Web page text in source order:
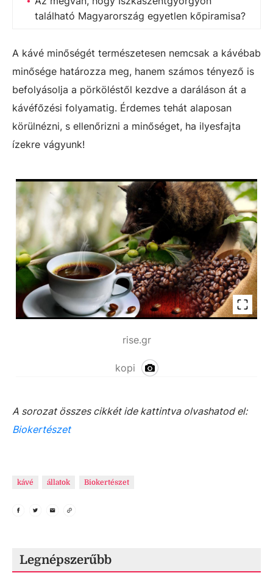
található Magyarország egyetlen kőpiramisa?
A kávé minőségét természetesen nemcsak a kávébab
minősége határozza meg, hanem számos tényező is
befolyásolja a pörköléstől kezdve a daráláson át a
kávéfőzési folyamatig. Érdemes tehát alaposan
körülnézni, s ellenőrizni a minőséget, ha ilyesfajta
ízekre vágyunk!
rise.gr
kopi
A sorozat összes cikkét ide kattintva olvashatod el:
Biokertészet
kávé állatok Biokertészet
Legnépszerűbb